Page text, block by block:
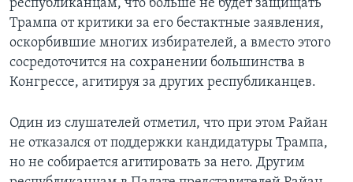
республиканцам, что больше не будет защищать
Трампа от критики за его бестактные заявления,
оскорбившие многих избирателей, а вместо этого
сосредоточится на сохранении большинства в
Конгрессе, агитируя за других республиканцев.
Один из слушателей отметил, что при этом Райан
не отказался от поддержки кандидатуры Трампа,
но не собирается агитировать за него. Другим